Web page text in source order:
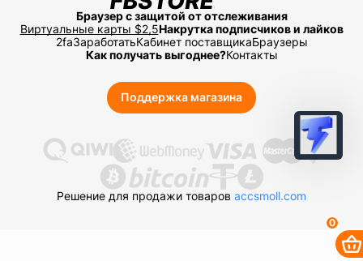
Браузер с защитой от отслеживания
Виртуальные карты $2,5Накрутка подписчиков и лайков
2faЗаработатьКабинет поставщикаБраузеры
Как получать выгоднее?Контакты
Поддержка магазина
Решение для продажи товаров accsmoll.com
0